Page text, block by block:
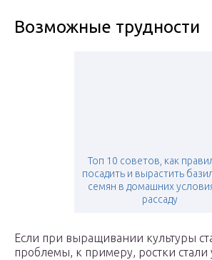
Возможные трудности
Топ 10 советов, как
посадить и вырастить
семян в домашних
рассаду
Если при выращивании культуры
проблемы, к примеру, ростки стали